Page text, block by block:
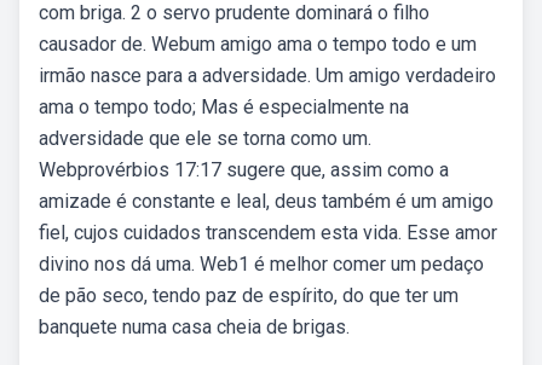
com briga. 2 o servo prudente dominará o filho
causador de. Webum amigo ama o tempo todo e um
irmão nasce para a adversidade. Um amigo verdadeiro
ama o tempo todo; Mas é especialmente na
adversidade que ele se torna como um.
Webprovérbios 17:17 sugere que, assim como a
amizade é constante e leal, deus também é um amigo
fiel, cujos cuidados transcendem esta vida. Esse amor
divino nos dá uma. Web1 é melhor comer um pedaço
de pão seco, tendo paz de espírito, do que ter um
banquete numa casa cheia de brigas.